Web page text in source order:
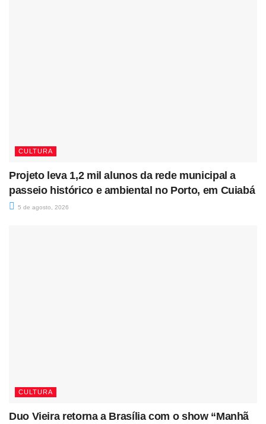
CULTURA
Projeto leva 1,2 mil alunos da rede municipal a
passeio histórico e ambiental no Porto, em Cuiabá
5 de agosto, 2026
CULTURA
Duo Vieira retorna a Brasília com o show “Manhã